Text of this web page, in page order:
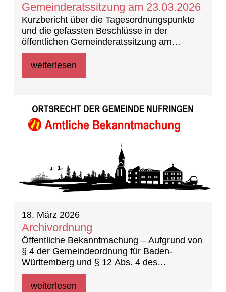
Gemeinderatssitzung am 23.03.2026
Kurzbericht über die Tagesordnungspunkte
und die gefassten Beschlüsse in der
öffentlichen Gemeinderatssitzung am
23.03.2026
weiterlesen
18. März 2026
Archivordnung
Öffentliche Bekanntmachung – Aufgrund von
§ 4 der Gemeindeordnung für Baden-
Württemberg und § 12 Abs. 4 des
Landesarchivgesetzes (22.07.2025) hat der
Gemeinderat in der öffentlichen
weiterlesen